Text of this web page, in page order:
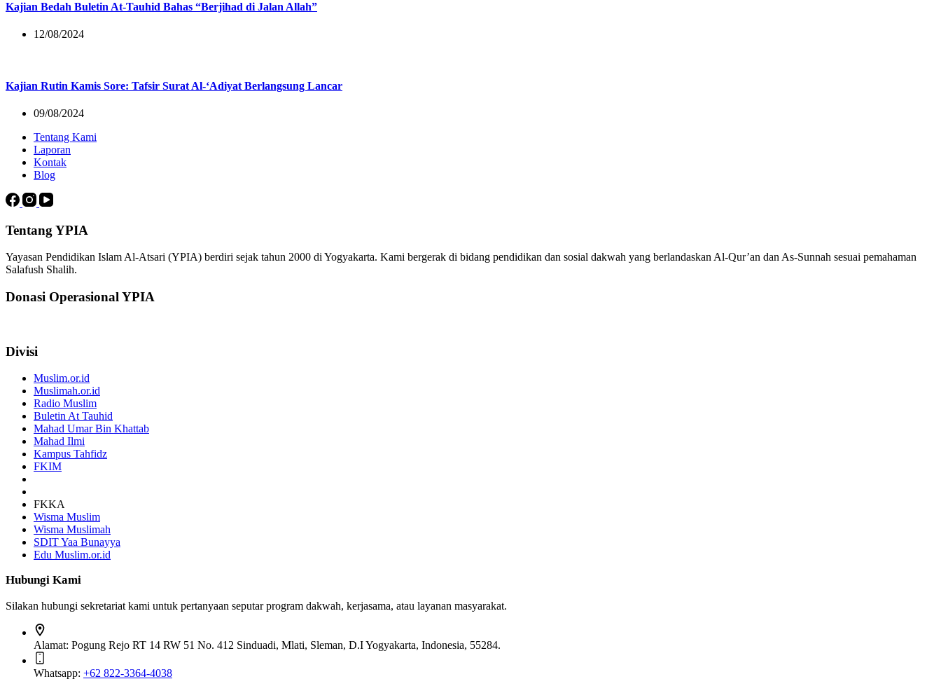
Kajian Bedah Buletin At-Tauhid Bahas “Berjihad di Jalan Allah”
12/08/2024
Kajian Rutin Kamis Sore: Tafsir Surat Al-‘Adiyat Berlangsung Lancar
09/08/2024
Tentang Kami
Laporan
Kontak
Blog
Tentang YPIA
Yayasan Pendidikan Islam Al-Atsari (YPIA) berdiri sejak tahun 2000 di Yogyakarta. Kami bergerak di bidang pendidikan dan sosial dakwah yang berlandaskan Al-Qur’an dan As-Sunnah sesuai pemahaman
Salafush Shalih.
Donasi Operasional YPIA
Divisi
Muslim.or.id
Muslimah.or.id
Radio Muslim
Buletin At Tauhid
Mahad Umar Bin Khattab
Mahad Ilmi
Kampus Tahfidz
FKIM
FKKA
Wisma Muslim
Wisma Muslimah
SDIT Yaa Bunayya
Edu Muslim.or.id
Hubungi Kami
Silakan hubungi sekretariat kami untuk pertanyaan seputar program dakwah, kerjasama, atau layanan masyarakat.
Alamat: Pogung Rejo RT 14 RW 51 No. 412 Sinduadi, Mlati, Sleman, D.I Yogyakarta, Indonesia, 55284.
Whatsapp: +62 822-3364-4038